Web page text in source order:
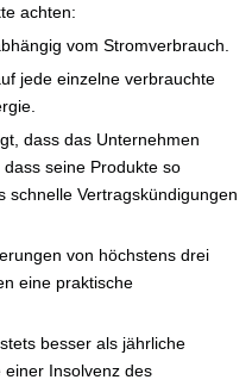
achten:
vom Stromverbrauch.
jede einzelne verbrauchte
dass das Unternehmen
seine Produkte so
schnelle Vertragskündigungen
von höchstens drei
eine praktische
besser als jährliche
einer Insolvenz des